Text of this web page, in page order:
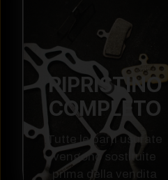
RIPRISTINO
COMPLETO
Tutte le parti usurate
vengono sostituite
prima della vendita